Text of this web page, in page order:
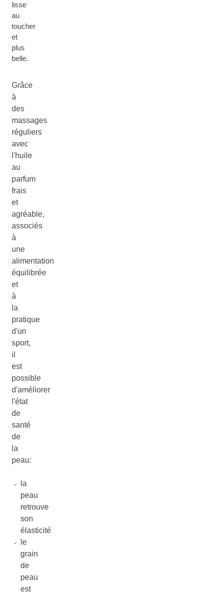
lisse
au
toucher
et
plus
belle.
Grâce
à
des
massages
réguliers
avec
l'huile
au
parfum
frais
et
agréable,
associés
à
une
alimentation
équilibrée
et
à
la
pratique
d'un
sport,
il
est
possible
d'améliorer
l'état
de
santé
de
la
peau:
la
peau
retrouve
son
élasticité
le
grain
de
peau
est